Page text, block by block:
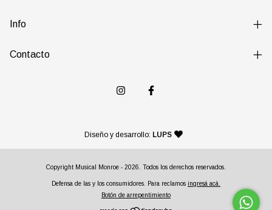
Info
Contacto
Diseño y desarrollo: LUPS — agencia de diseño y
Copyright Musical Monroe - 2026. Todos los derechos reservados.
Defensa de las y los consumidores. Para reclamos ingresá acá.
Botón de arrepentimiento